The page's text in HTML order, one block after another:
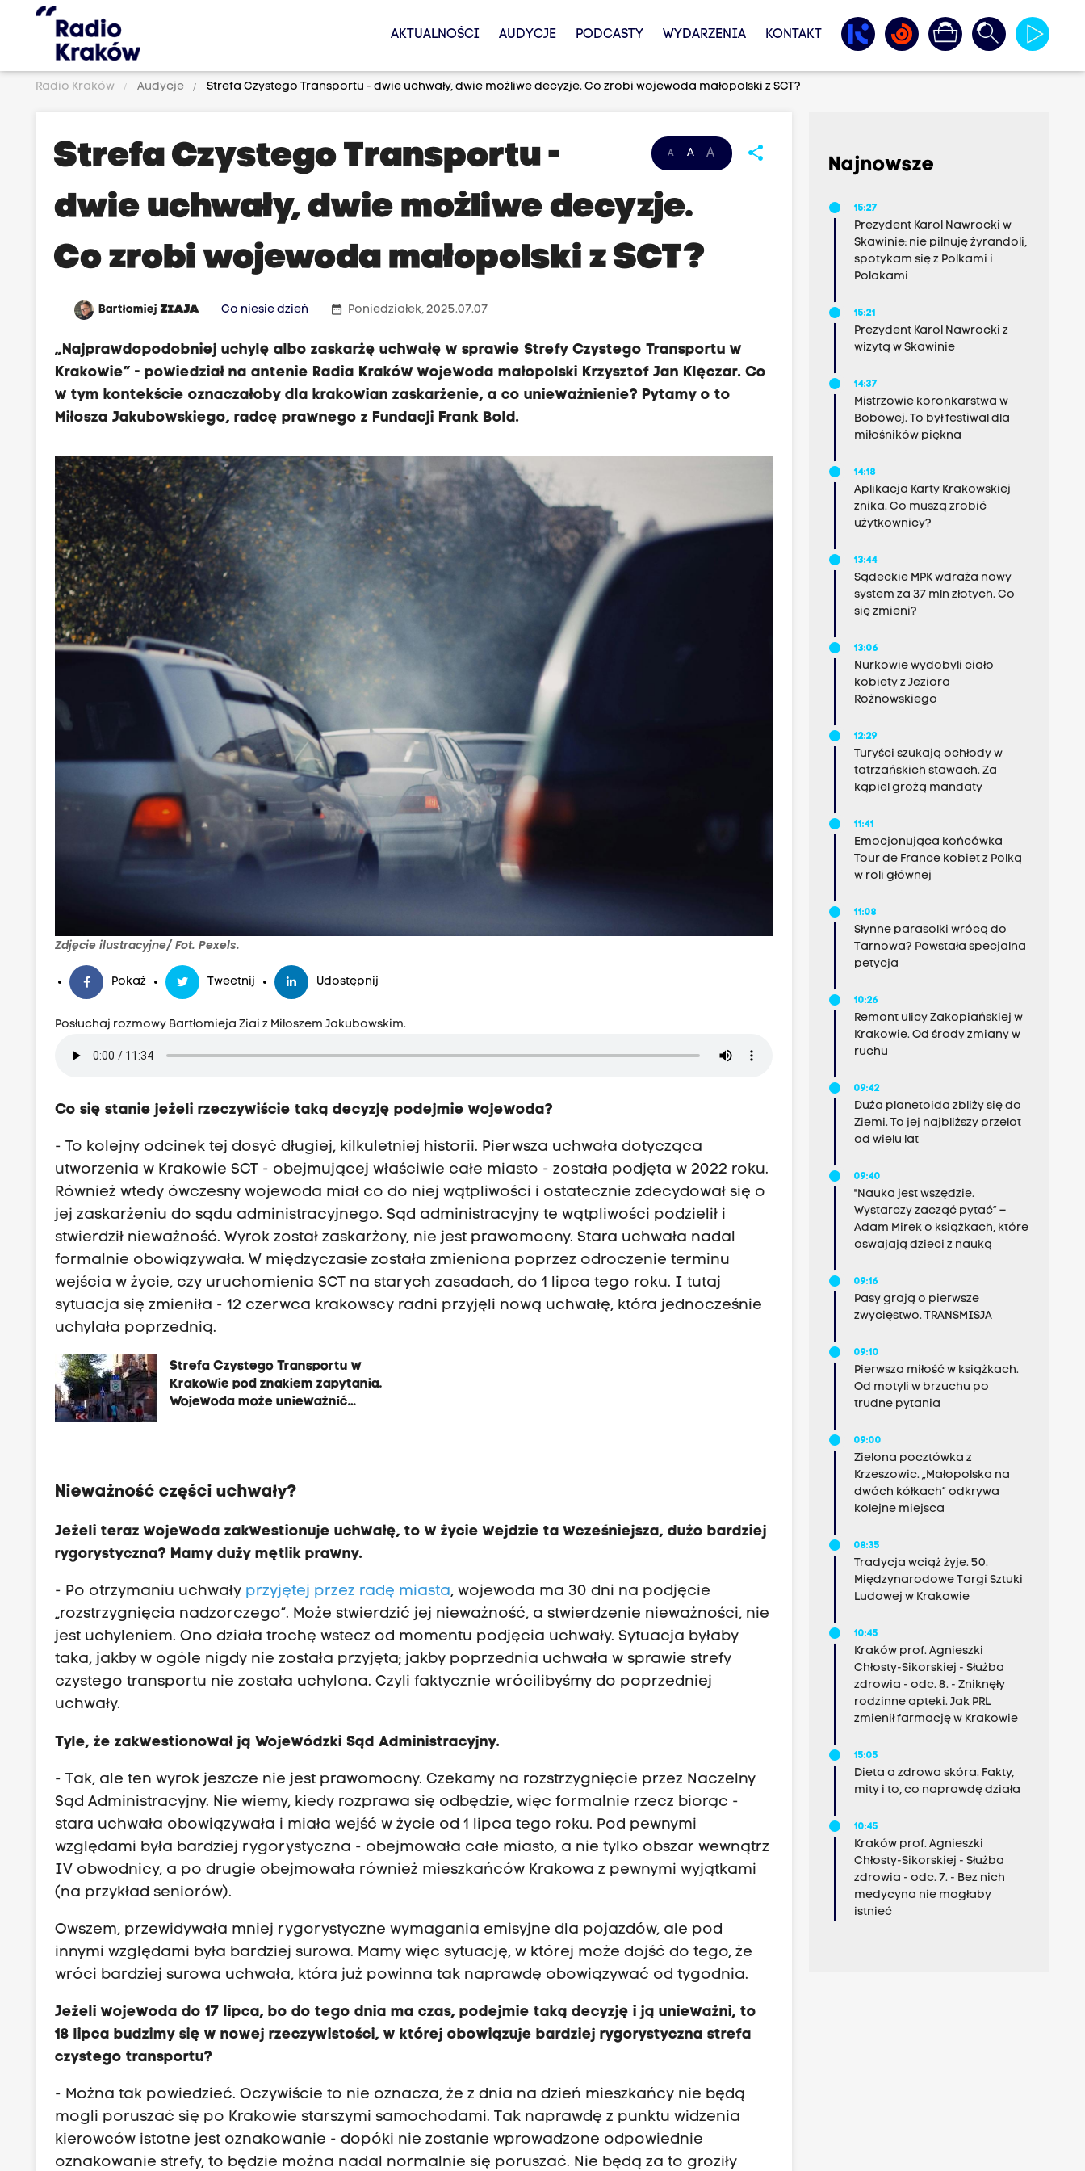
AKTUALNOŚCI AUDYCJE PODCASTY WYDARZENIA KONTAKT
Radio Kraków Audycje Strefa Czystego Transportu - dwie uchwały, dwie możliwe decyzje. Co zrobi wojewoda małopolski z SCT?
A A A share
Strefa Czystego Transportu -
dwie uchwały, dwie możliwe decyzje.
Co zrobi wojewoda małopolski z SCT?
BartłomiejZIAJA Co niesie dzień date_range Poniedziałek, 2025.07.07
„Najprawdopodobniej uchylę albo zaskarżę uchwałę w sprawie Strefy Czystego Transportu w
Krakowie” - powiedział na antenie Radia Kraków wojewoda małopolski Krzysztof Jan Klęczar. Co
w tym kontekście oznaczałoby dla krakowian zaskarżenie, a co unieważnienie? Pytamy o to
Miłosza Jakubowskiego, radcę prawnego z Fundacji Frank Bold.
Zdjęcie ilustracyjne/ Fot. Pexels.
Pokaż Tweetnij Udostępnij
Posłuchaj rozmowy Bartłomieja Ziai z Miłoszem Jakubowskim.
Co się stanie jeżeli rzeczywiście taką decyzję podejmie wojewoda?
- To kolejny odcinek tej dosyć długiej, kilkuletniej historii. Pierwsza uchwała dotycząca
utworzenia w Krakowie SCT - obejmującej właściwie całe miasto - została podjęta w 2022 roku.
Również wtedy ówczesny wojewoda miał co do niej wątpliwości i ostatecznie zdecydował się o
jej zaskarżeniu do sądu administracyjnego. Sąd administracyjny te wątpliwości podzielił i
stwierdził nieważność. Wyrok został zaskarżony, nie jest prawomocny. Stara uchwała nadal
formalnie obowiązywała. W międzyczasie została zmieniona poprzez odroczenie terminu
wejścia w życie, czy uruchomienia SCT na starych zasadach, do 1 lipca tego roku. I tutaj
sytuacja się zmieniła - 12 czerwca krakowscy radni przyjęli nową uchwałę, która jednocześnie
uchylała poprzednią.
Strefa Czystego Transportu w
Krakowie pod znakiem zapytania.
Wojewoda może unieważnić
Nieważność części uchwały?
Jeżeli teraz wojewoda zakwestionuje uchwałę, to w życie wejdzie ta wcześniejsza, dużo bardziej
rygorystyczna? Mamy duży mętlik prawny.
- Po otrzymaniu uchwały przyjętej przez radę miasta, wojewoda ma 30 dni na podjęcie
„rozstrzygnięcia nadzorczego”. Może stwierdzić jej nieważność, a stwierdzenie nieważności, nie
jest uchyleniem. Ono działa trochę wstecz od momentu podjęcia uchwały. Sytuacja byłaby
taka, jakby w ogóle nigdy nie została przyjęta; jakby poprzednia uchwała w sprawie strefy
czystego transportu nie została uchylona. Czyli faktycznie wrócilibyśmy do poprzedniej
uchwały.
Tyle, że zakwestionował ją Wojewódzki Sąd Administracyjny.
- Tak, ale ten wyrok jeszcze nie jest prawomocny. Czekamy na rozstrzygnięcie przez Naczelny
Sąd Administracyjny. Nie wiemy, kiedy rozprawa się odbędzie, więc formalnie rzecz biorąc -
stara uchwała obowiązywała i miała wejść w życie od 1 lipca tego roku. Pod pewnymi
względami była bardziej rygorystyczna - obejmowała całe miasto, a nie tylko obszar wewnątrz
IV obwodnicy, a po drugie obejmowała również mieszkańców Krakowa z pewnymi wyjątkami
(na przykład seniorów).
Owszem, przewidywała mniej rygorystyczne wymagania emisyjne dla pojazdów, ale pod
innymi względami była bardziej surowa. Mamy więc sytuację, w której może dojść do tego, że
wróci bardziej surowa uchwała, która już powinna tak naprawdę obowiązywać od tygodnia.
Jeżeli wojewoda do 17 lipca, bo do tego dnia ma czas, podejmie taką decyzję i ją unieważni, to
18 lipca budzimy się w nowej rzeczywistości, w której obowiązuje bardziej rygorystyczna strefa
czystego transportu?
- Można tak powiedzieć. Oczywiście to nie oznacza, że z dnia na dzień mieszkańcy nie będą
mogli poruszać się po Krakowie starszymi samochodami. Tak naprawdę z punktu widzenia
kierowców istotne jest oznakowanie - dopóki nie zostanie wprowadzone odpowiednie
oznakowanie strefy, to będzie można nadal normalnie się poruszać. Nie będą za to groziły
Najnowsze
15:27
Prezydent Karol Nawrocki w
Skawinie: nie pilnuję żyrandoli,
spotykam się z Polkami i
Polakami
15:21
Prezydent Karol Nawrocki z
wizytą w Skawinie
14:37
Mistrzowie koronkarstwa w
Bobowej. To był festiwal dla
miłośników piękna
14:18
Aplikacja Karty Krakowskiej
znika. Co muszą zrobić
użytkownicy?
13:44
Sądeckie MPK wdraża nowy
system za 37 mln złotych. Co
się zmieni?
13:06
Nurkowie wydobyli ciało
kobiety z Jeziora
Rożnowskiego
12:29
Turyści szukają ochłody w
tatrzańskich stawach. Za
kąpiel grożą mandaty
11:41
Emocjonująca końcówka
Tour de France kobiet z Polką
w roli głównej
11:08
Słynne parasolki wrócą do
Tarnowa? Powstała specjalna
petycja
10:26
Remont ulicy Zakopiańskiej w
Krakowie. Od środy zmiany w
ruchu
09:42
Duża planetoida zbliży się do
Ziemi. To jej najbliższy przelot
od wielu lat
09:40
"Nauka jest wszędzie.
Wystarczy zacząć pytać” –
Adam Mirek o książkach, które
oswajają dzieci z nauką
09:16
Pasy grają o pierwsze
zwycięstwo. TRANSMISJA
09:10
Pierwsza miłość w książkach.
Od motyli w brzuchu po
trudne pytania
09:00
Zielona pocztówka z
Krzeszowic. „Małopolska na
dwóch kółkach” odkrywa
kolejne miejsca
08:35
Tradycja wciąż żyje. 50.
Międzynarodowe Targi Sztuki
Ludowej w Krakowie
10:45
Kraków prof. Agnieszki
Chłosty-Sikorskiej - Służba
zdrowia - odc. 8. - Zniknęły
rodzinne apteki. Jak PRL
zmienił farmację w Krakowie
15:05
Dieta a zdrowa skóra. Fakty,
mity i to, co naprawdę działa
10:45
Kraków prof. Agnieszki
Chłosty-Sikorskiej - Służba
zdrowia - odc. 7. - Bez nich
medycyna nie mogłaby
istnieć